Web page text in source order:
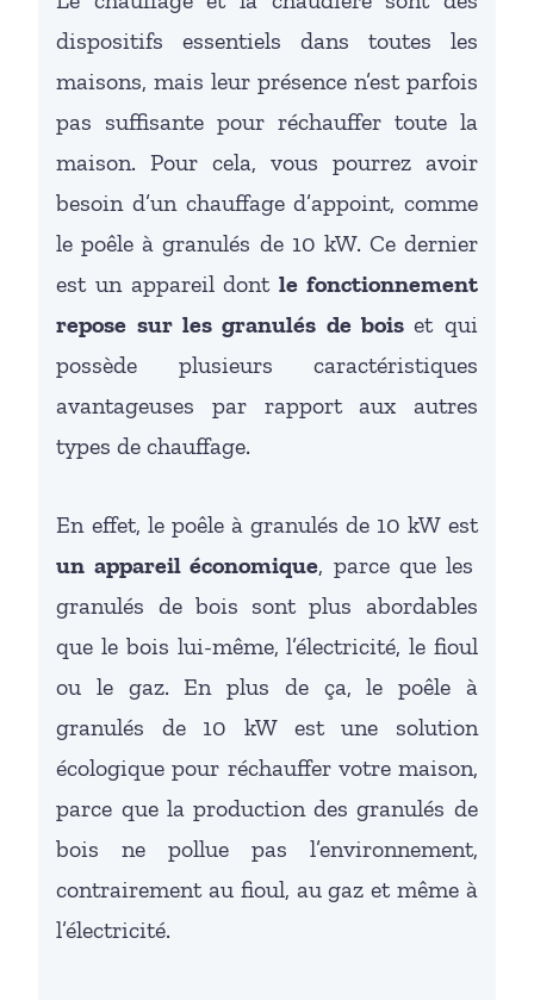
dispositifs essentiels dans toutes les
maisons, mais leur présence n’est parfois
pas suffisante pour réchauffer toute la
maison. Pour cela, vous pourrez avoir
besoin d’un chauffage d’appoint, comme
le poêle à granulés de 10 kW. Ce dernier
est un appareil dont le fonctionnement
repose sur les granulés de boiset qui
possède plusieurs caractéristiques
avantageuses par rapport aux autres
types de chauffage.
En effet, le poêle à granulés de 10 kW est
un appareil économique, parce que les
granulés de bois sont plus abordables
que le bois lui-même, l’électricité, le fioul
ou le gaz. En plus de ça, le poêle à
granulés de 10 kW est une solution
écologique pour réchauffer votre maison,
parce que la production des granulés de
bois ne pollue pas l’environnement,
contrairement au fioul, au gaz et même à
l’électricité.